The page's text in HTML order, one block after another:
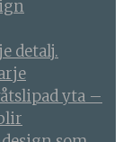
detalj.